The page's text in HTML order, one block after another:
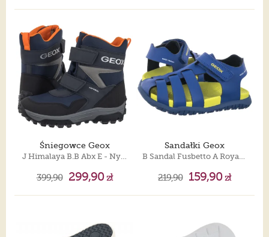
Śniegowce Geox
J Himalaya B.B Abx E - Nyl+Dbk Navy J46FRE 0FU50 C0659
399,90 299,90zł
Sandałki Geox
B Sandal Fusbetto A Royal/Lime B556AA 000BC C4344
219,90 159,90zł